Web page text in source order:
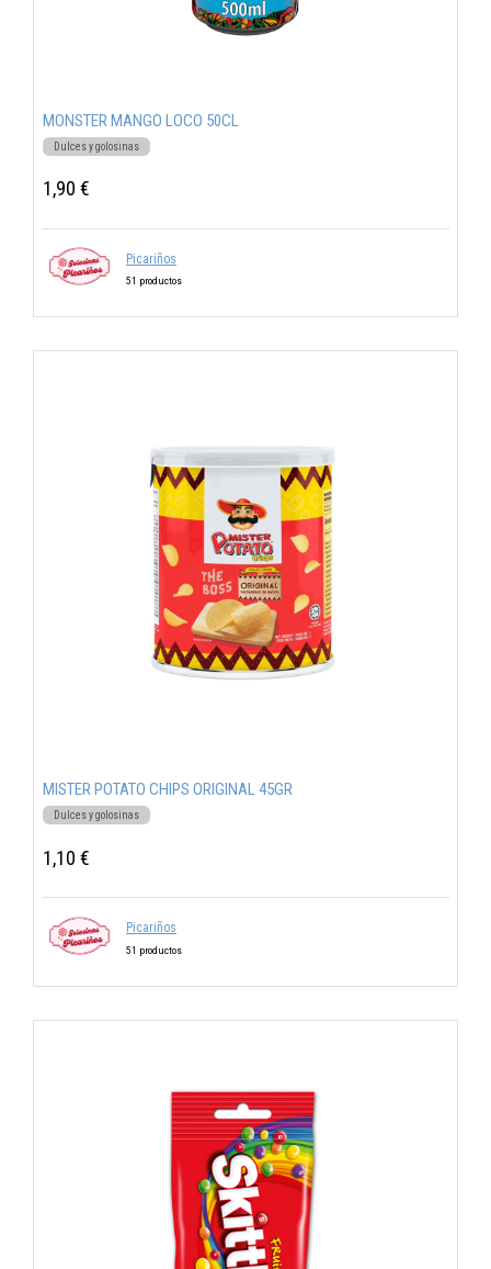
MONSTER MANGO LOCO 50CL
Dulces y golosinas
1,90 €
Picariños
51 productos
MISTER POTATO CHIPS ORIGINAL 45GR
Dulces y golosinas
1,10 €
Picariños
51 productos